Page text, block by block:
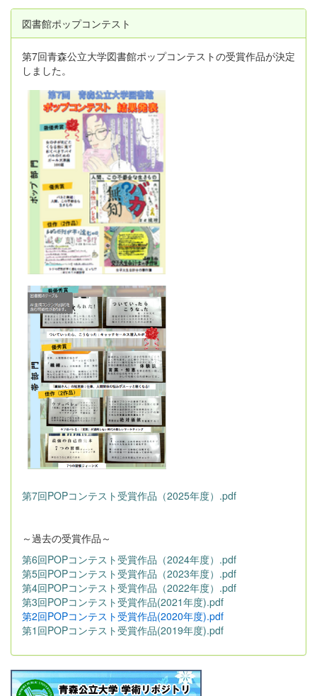
図書館ポップコンテスト
第7回青森公立大学図書館ポップコンテストの受賞作品が決定
しました。
第7回POPコンテスト受賞作品（2025年度）.pdf
～過去の受賞作品～
第6回POPコンテスト受賞作品（2024年度）.pdf
第5回POPコンテスト受賞作品（2023年度）.pdf
第4回POPコンテスト受賞作品（2022年度）.pdf
第3回POPコンテスト受賞作品(2021年度).pdf
第2回POPコンテスト受賞作品(2020年度).pdf
第1回POPコンテスト受賞作品(2019年度).pdf